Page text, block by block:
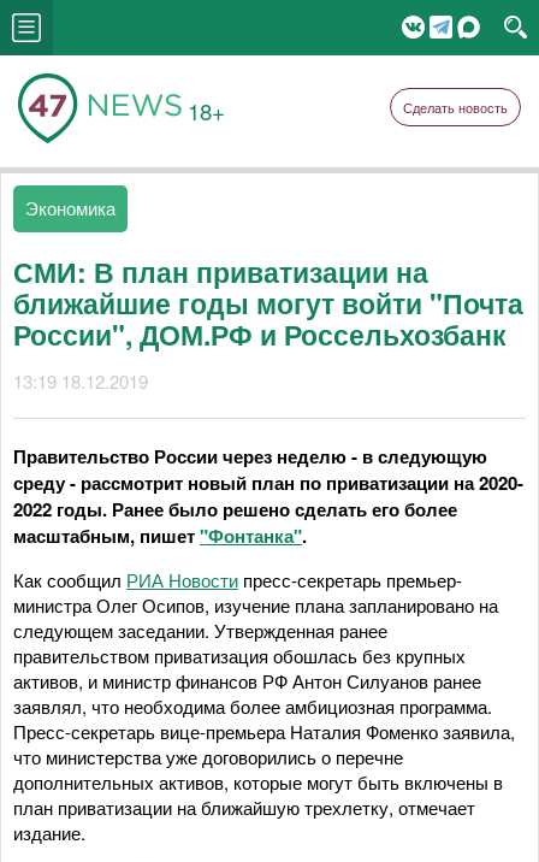
18+ Сделать новость
Экономика
СМИ: В план приватизации на
ближайшие годы могут войти "Почта
России", ДОМ.РФ и Россельхозбанк
13:19 18.12.2019
Правительство России через неделю - в следующую
среду - рассмотрит новый план по приватизации на 2020-
2022 годы. Ранее было решено сделать его более
масштабным, пишет"Фонтанка".
Как сообщил РИА Новости пресс-секретарь премьер-
министра Олег Осипов, изучение плана запланировано на
следующем заседании. Утвержденная ранее
правительством приватизация обошлась без крупных
активов, и министр финансов РФ Антон Силуанов ранее
заявлял, что необходима более амбициозная программа.
Пресс-секретарь вице-премьера Наталия Фоменко заявила,
что министерства уже договорились о перечне
дополнительных активов, которые могут быть включены в
план приватизации на ближайшую трехлетку, отмечает
издание.